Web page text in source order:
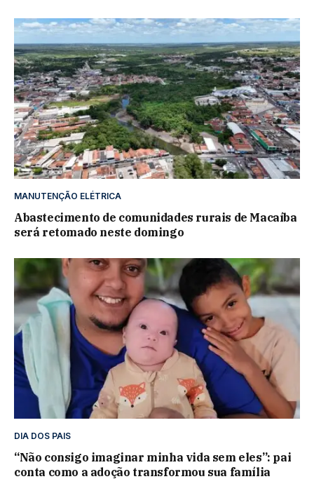
MANUTENÇÃO ELÉTRICA
Abastecimento de comunidades rurais de Macaíba
será retomado neste domingo
DIA DOS PAIS
“Não consigo imaginar minha vida sem eles”: pai
conta como a adoção transformou sua família